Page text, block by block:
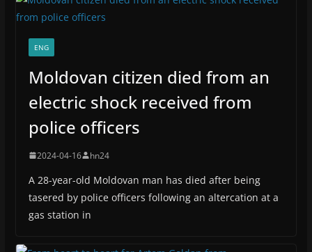
ENG
Moldovan citizen died from an
electric shock received from
police officers
2024-04-16 hn24
A 28-year-old Moldovan man has died after being
tasered by police officers following an altercation at a
gas station in